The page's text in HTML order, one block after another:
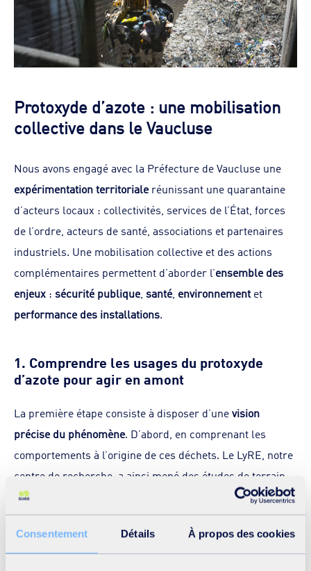
Consentement Détails À propos des cookies
Protoxyde d’azote : une mobilisation
collective dans le Vaucluse
Nous avons engagé avec la Préfecture de Vaucluse une
expérimentation territorialeréunissant une quarantaine
d’acteurs locaux : collectivités, services de l’État, forces
de l’ordre, acteurs de santé, associations et partenaires
industriels. Une mobilisation collective et des actions
complémentaires permettent d’aborder l’ensemble des
enjeux : sécurité publique, santé, environnementet
performance des installations.
1. Comprendre les usages du protoxyde
d’azote pour agir en amont
La première étape consiste à disposer d’unevision
précise du phénomène. D’abord, en comprenant les
comportements à l’origine de ces déchets. Le LyRE, notre
centre de recherche, a ainsi mené des études de terrain
fondées sur des entretiens avec des consommateurs et
des acteurs locaux, comme les forces de l’ordre, les
commerçants ou les structures sociales. Ces travaux ont
permis de mieux comprendre les contextes de